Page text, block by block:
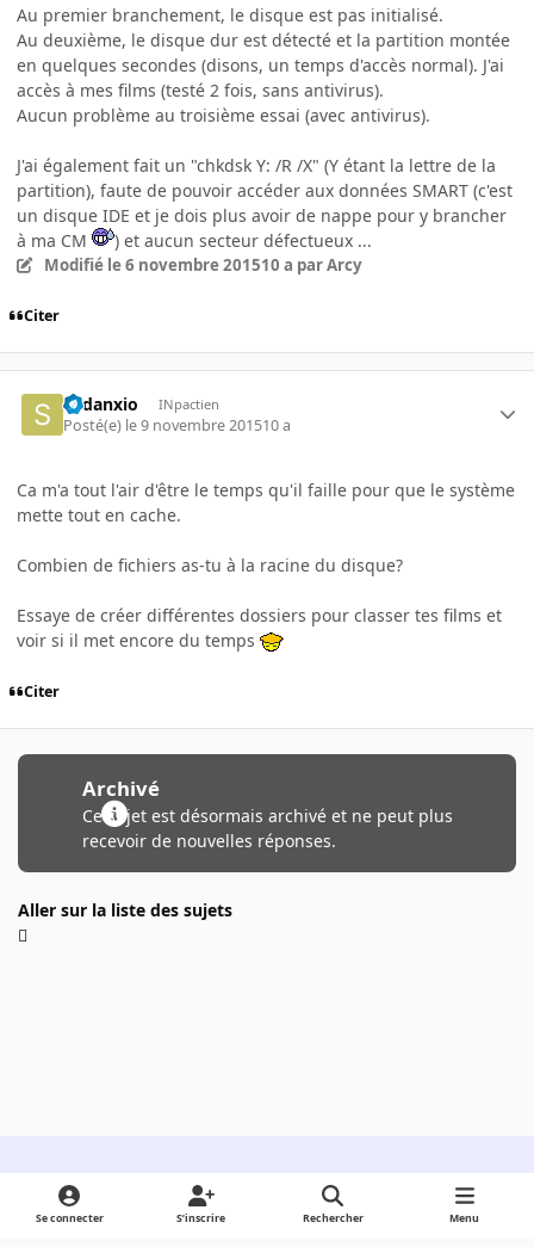
Au premier branchement, le disque est pas initialisé.
Au deuxième, le disque dur est détecté et la partition montée
en quelques secondes (disons, un temps d'accès normal). J'ai
accès à mes films (testé 2 fois, sans antivirus).
Aucun problème au troisième essai (avec antivirus).
J'ai également fait un "chkdsk Y: /R /X" (Y étant la lettre de la
partition), faute de pouvoir accéder aux données SMART (c'est
un disque IDE et je dois plus avoir de nappe pour y brancher
à ma CM
) et aucun secteur défectueux ...
Modifié le 6 novembre 201510 a par Arcy
Citer
Sedanxio INpactien
Posté(e) le 9 novembre 201510 a
Ca m'a tout l'air d'être le temps qu'il faille pour que le système
mette tout en cache.
Combien de fichiers as-tu à la racine du disque?
Essaye de créer différentes dossiers pour classer tes films et
voir si il met encore du temps
Citer
Archivé
Ce sujet est désormais archivé et ne peut plus
recevoir de nouvelles réponses.
Aller sur la liste des sujets
Light ModeDark ModeSystem Preference
Se connecter S’inscrire Rechercher Menu